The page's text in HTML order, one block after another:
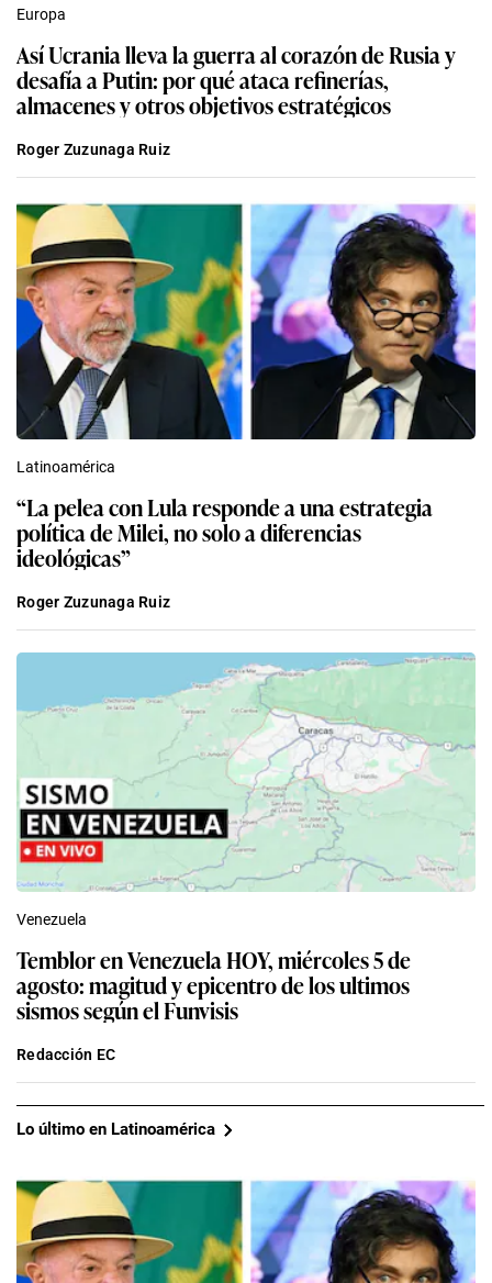
Europa
Así Ucrania lleva la guerra al corazón de Rusia y
desafía a Putin: por qué ataca refinerías,
almacenes y otros objetivos estratégicos
Roger Zuzunaga Ruiz
Latinoamérica
“La pelea con Lula responde a una estrategia
política de Milei, no solo a diferencias
ideológicas”
Roger Zuzunaga Ruiz
Venezuela
Temblor en Venezuela HOY, miércoles 5 de
agosto: magitud y epicentro de los ultimos
sismos según el Funvisis
Redacción EC
Lo último en Latinoamérica